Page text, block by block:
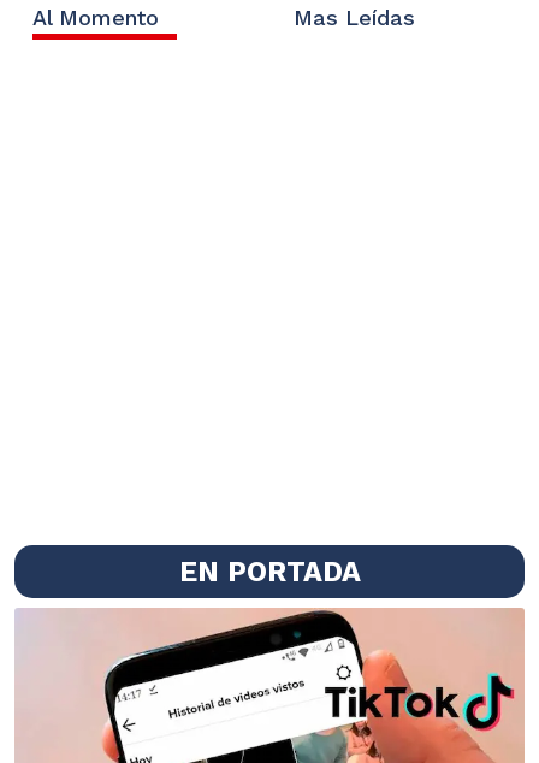
Al Momento Mas Leídas
EN PORTADA